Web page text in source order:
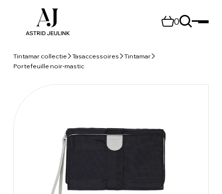
0
Tintamar collectie Tasaccessoires
Tintamar
Portefeuille noir-mastic